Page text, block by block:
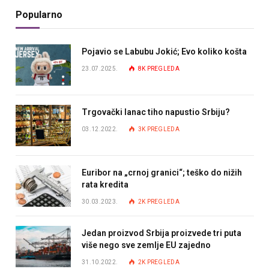
Popularno
Pojavio se Labubu Jokić; Evo koliko košta
23.07.2025. 8K PREGLEDA
Trgovački lanac tiho napustio Srbiju?
03.12.2022. 3K PREGLEDA
Euribor na „crnoj granici“; teško do nižih
rata kredita
30.03.2023. 2K PREGLEDA
Jedan proizvod Srbija proizvede tri puta
više nego sve zemlje EU zajedno
31.10.2022. 2K PREGLEDA